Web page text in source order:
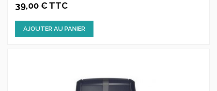
39,00 € TTC
AJOUTER AU PANIER